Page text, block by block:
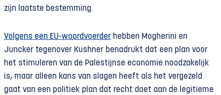
zijn laatste bestemming.
Volgens een EU-woordvoerder hebben Mogherini en
Juncker tegenover Kushner benadrukt dat een plan voor
het stimuleren van de Palestijnse economie noodzakelijk
is, maar alleen kans van slagen heeft als het vergezeld
gaat van een politiek plan dat recht doet aan de legitieme